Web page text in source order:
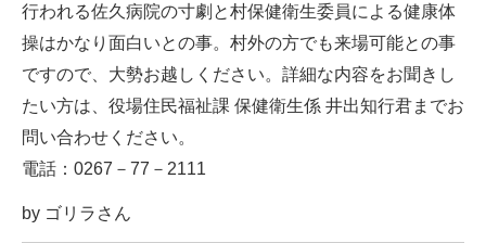
行われる佐久病院の寸劇と村保健衛生委員による健康体
操はかなり面白いとの事。村外の方でも来場可能との事
ですので、大勢お越しください。詳細な内容をお聞きし
たい方は、役場住民福祉課 保健衛生係 井出知行君までお
問い合わせください。
電話：0267－77－2111
by ゴリラさん